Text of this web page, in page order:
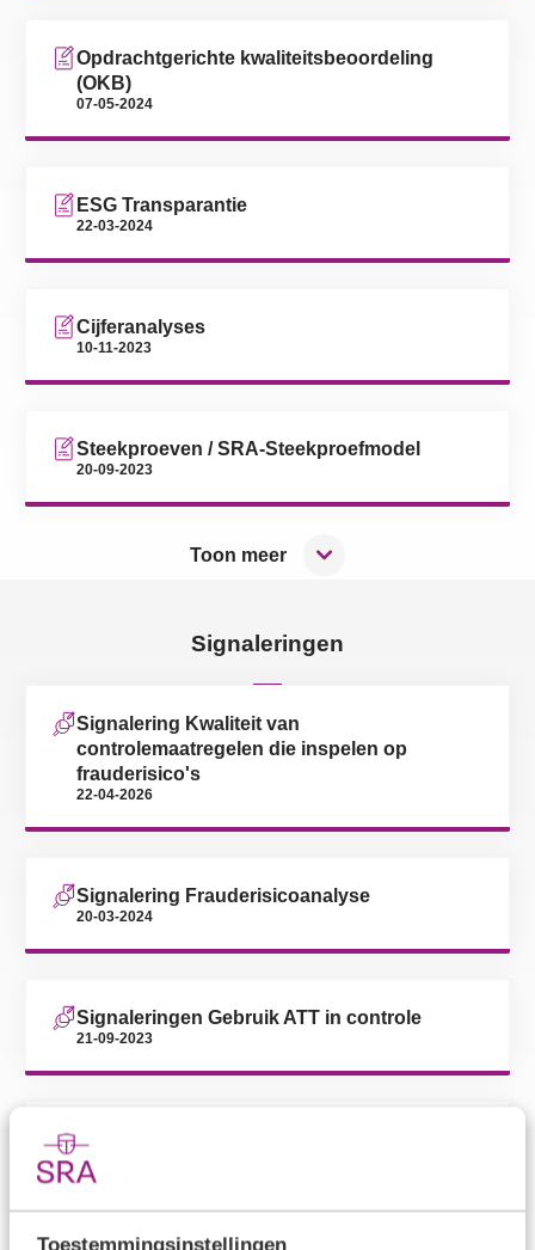
Toestemmingsinstellingen
Opdrachtgerichte kwaliteitsbeoordeling
(OKB)
07-05-2024
ESG Transparantie
22-03-2024
Cijferanalyses
10-11-2023
Steekproeven / SRA-Steekproefmodel
20-09-2023
Toon meer
Signaleringen
Signalering Kwaliteit van
controlemaatregelen die inspelen op
frauderisico's
22-04-2026
Signalering Frauderisicoanalyse
20-03-2024
Signaleringen Gebruik ATT in controle
21-09-2023
Signalering Rapporteren over fraude en
continuïteit in de controleverklaring
29-09-2022